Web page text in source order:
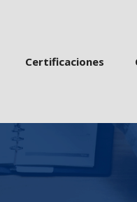
Certificacione